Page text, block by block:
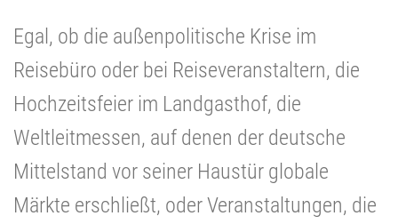
Egal, ob die außenpolitische Krise im
Reisebüro oder bei Reiseveranstaltern, die
Hochzeitsfeier im Landgasthof, die
Weltleitmessen, auf denen der deutsche
Mittelstand vor seiner Haustür globale
Märkte erschließt, oder Veranstaltungen, die